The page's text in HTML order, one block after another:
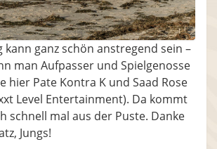
kann ganz schön anstregend sein –
man Aufpasser und Spielgenosse
hier Pate Kontra K und Saad Rose
Level Entertainment). Da kommt
schnell mal aus der Puste. Danke
Jungs!